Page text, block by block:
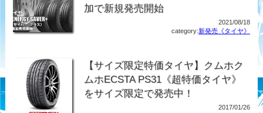
加で新規発売開始
2021/08/18
category:新発売《タイヤ》
【サイズ限定特価タイヤ】クムホク
ムホECSTA PS31《超特価タイヤ》
をサイズ限定で発売中！
2017/01/26